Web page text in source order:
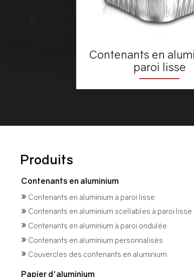
Contenants en
paroi lisse
Produits
Contenants en aluminium
Contenants en aluminium à paroi lisse
Contenants en aluminium scellables à paroi lisse
Contenants en aluminium à paroi ondulée
Contenants en aluminium personnalisés
Couvercles des contenants en aluminium
Papier d'aluminium